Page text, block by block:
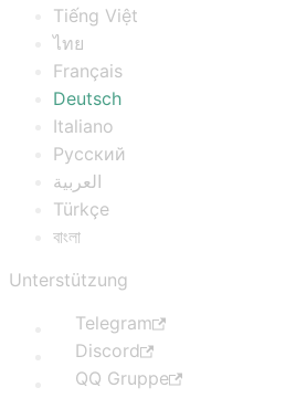
Tiếng Việt
ไทย
Français
Deutsch
Italiano
Русский
العربية
Türkçe
বাংলা
Unterstützung
Telegram
Discord
QQ Gruppe